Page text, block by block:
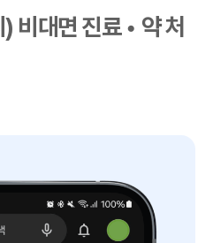
비대면 진료 • 약 처